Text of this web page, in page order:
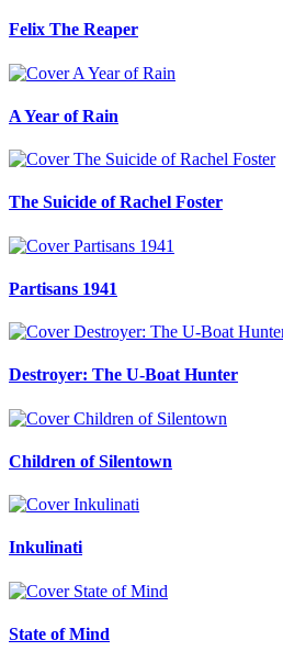
Felix The Reaper
A Year of Rain
The Suicide of Rachel Foster
Partisans 1941
Destroyer: The U-Boat Hunter
Children of Silentown
Inkulinati
State of Mind